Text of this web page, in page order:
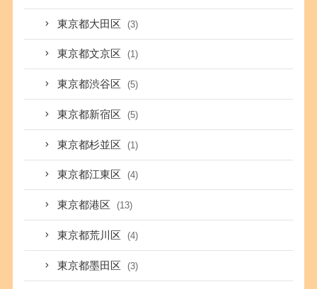
東京都大田区 (3)
東京都文京区 (1)
東京都渋谷区 (5)
東京都新宿区 (5)
東京都杉並区 (1)
東京都江東区 (4)
東京都港区 (13)
東京都荒川区 (4)
東京都墨田区 (3)